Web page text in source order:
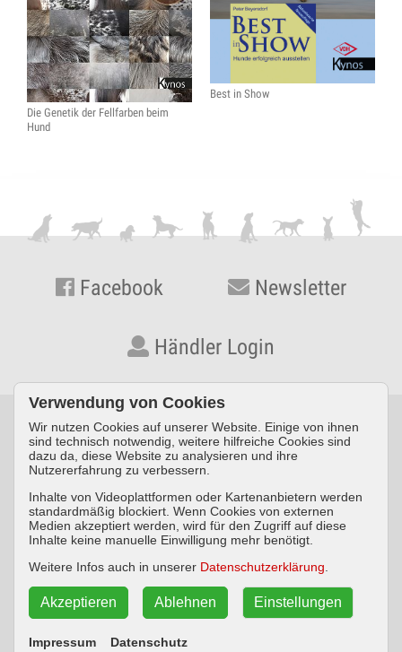
Die Genetik der Fellfarben beim
Hund
Best in Show
Facebook Newsletter
Händler Login
© KYNOS VERLAG Dr. Dieter Fleig GmbH · Konrad-Zuse-Straße
3 · D-54552 Nerdlen/Daun ·Telefon: +49 (0) 6592 957389-0
Impressum Datenschutz
AGB
Vertrag widerrufen
Verwendung von Cookies
Wir nutzen Cookies auf unserer Website. Einige von ihnen
sind technisch notwendig, weitere hilfreiche Cookies sind
dazu da, diese Website zu analysieren und ihre
Nutzererfahrung zu verbessern.
Inhalte von Videoplattformen oder Kartenanbietern werden
standardmäßig blockiert. Wenn Cookies von externen
Medien akzeptiert werden, wird für den Zugriff auf diese
Inhalte keine manuelle Einwilligung mehr benötigt.
Weitere Infos auch in unserer Datenschutzerklärung
Impressum Datenschutz
Einstellungen
Ablehnen
Akzeptieren